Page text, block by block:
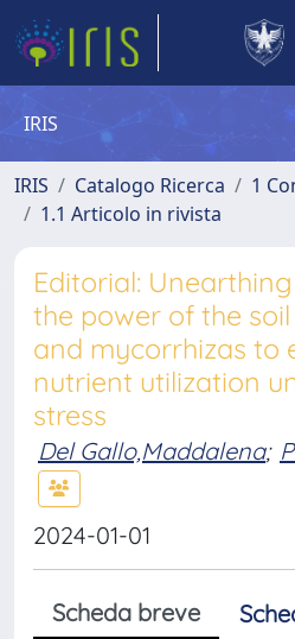
IRIS
IRIS Catalogo Ricerca
1
1.1 Articolo in rivista
Editorial:
the power of the
and mycorrhizas to
nutrient utilization
stress
Del Gallo,Maddalena;
2024-01-01
Scheda breve